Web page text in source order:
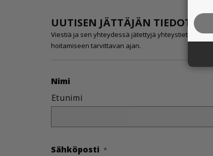
UUTISEN JÄTTÄJÄN TIEDOT
Viestiä ja sen yhteydessä jätettyjä yhteystietoja
hoitamiseen tarvittavan ajan.
Nimi
Etunimi
Sähköposti *